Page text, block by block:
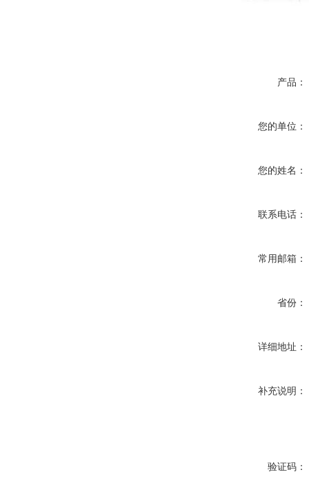
产品：
您的单位：
您的姓名：
联系电话：
常用邮箱：
省份：
详细地址：
补充说明：
验证码：